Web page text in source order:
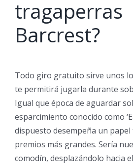
tragaperras
Barcrest?
Todo giro gratuito sirve unos
te permitirá jugarla durante
Igual que época de aguardar
esparcimiento conocido como
dispuesto desempeña un
premios más grandes. Serí­a
comodín, desplazándolo hacia